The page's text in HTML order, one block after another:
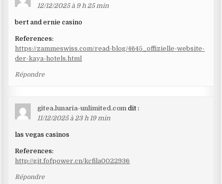
12/12/2025 à 9 h 25 min
bert and ernie casino
References:
https://zammeswiss.com/read-blog/4645_offizielle-website-
der-kaya-hotels.html
Répondre
gitea.lunaria-unlimited.com dit :
11/12/2025 à 23 h 19 min
las vegas casinos
References:
http://git.fofpower.cn/kcfila0022936
Répondre